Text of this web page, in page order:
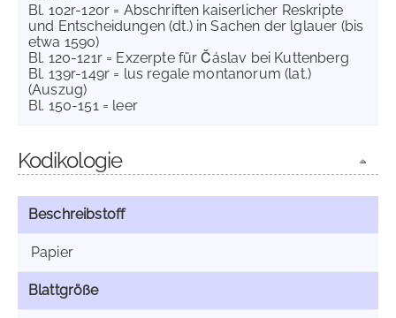
Bl. 102r-120r = Abschriften kaiserlicher Reskripte
und Entscheidungen (dt.) in Sachen der lglauer (bis
etwa 1590)
Bl. 120-121r = Exzerpte für Čáslav bei Kuttenberg
Bl. 139r-149r = lus regale montanorum (lat.)
(Auszug)
Bl. 150-151 = leer
Kodikologie
Beschreibstoff
Papier
Blattgröße